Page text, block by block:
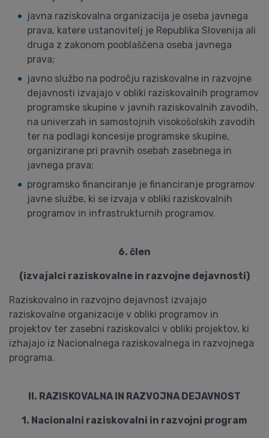
javna raziskovalna organizacija je oseba javnega
prava, katere ustanovitelj je Republika Slovenija ali
druga z zakonom pooblaščena oseba javnega
prava;
javno službo na področju raziskovalne in razvojne
dejavnosti izvajajo v obliki raziskovalnih programov
programske skupine v javnih raziskovalnih zavodih,
na univerzah in samostojnih visokošolskih zavodih
ter na podlagi koncesije programske skupine,
organizirane pri pravnih osebah zasebnega in
javnega prava;
programsko financiranje je financiranje programov
javne službe, ki se izvaja v obliki raziskovalnih
programov in infrastrukturnih programov.
6. člen
(izvajalci raziskovalne in razvojne dejavnosti)
Raziskovalno in razvojno dejavnost izvajajo
raziskovalne organizacije v obliki programov in
projektov ter zasebni raziskovalci v obliki projektov, ki
izhajajo iz Nacionalnega raziskovalnega in razvojnega
programa.
II. RAZISKOVALNA IN RAZVOJNA DEJAVNOST
1. Nacionalni raziskovalni in razvojni program